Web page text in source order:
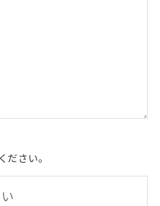
さい。